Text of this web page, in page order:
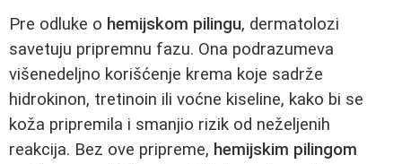
Pre odluke o hemijskom pilingu, dermatolozi
savetuju pripremnu fazu. Ona podrazumeva
višenedeljno korišćenje krema koje sadrže
hidrokinon, tretinoin ili voćne kiseline, kako bi se
koža pripremila i smanjio rizik od neželjenih
reakcija. Bez ove pripreme, hemijskim pilingom